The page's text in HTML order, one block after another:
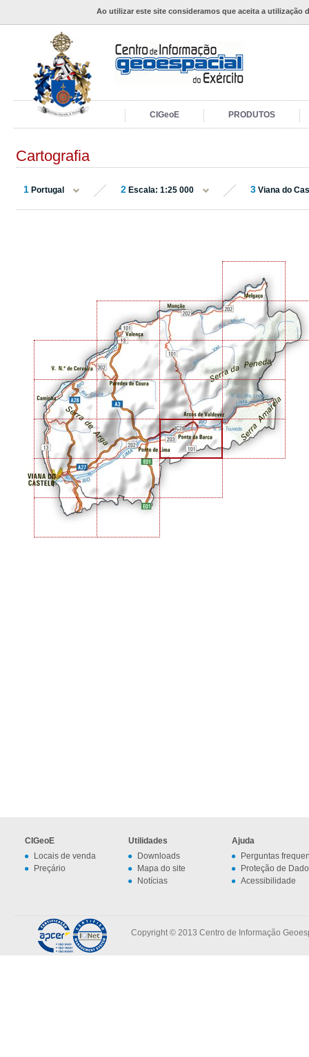
Ao utilizar este site consideramos que aceita a utilização
CIGeoE PRODUTOS
Cartografia
1 Portugal 2 Escala: 1:25 000 3 Viana do
CIGeoE
Locais de venda
Preçário
Utilidades
Downloads
Mapa do site
Notícias
Ajuda
Perguntas
Proteção de
Acessibilidade
Copyright © 2013 Centro de Informação